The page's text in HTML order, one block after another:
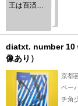
王は百済語
diatxt. number 10
像あり）
京都
ペー
チ角